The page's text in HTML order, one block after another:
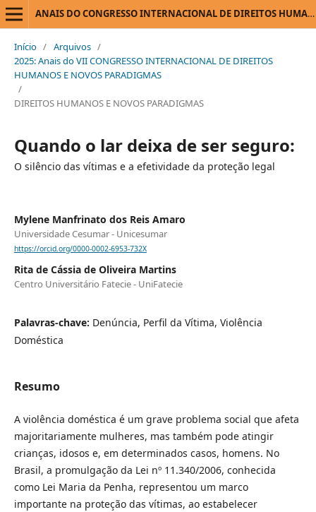
ANAIS DO CONGRESSO INTERNACIONAL DE DIREITOS HUMANOS E NOVOS PARADIGMAS
Início / Arquivos /
2025: Anais do VII CONGRESSO INTERNACIONAL DE DIREITOS
HUMANOS E NOVOS PARADIGMAS
/
DIREITOS HUMANOS E NOVOS PARADIGMAS
Quando o lar deixa de ser seguro:
O silêncio das vítimas e a efetividade da proteção legal
Mylene Manfrinato dos Reis Amaro
Universidade Cesumar - Unicesumar
https://orcid.org/0000-0002-6953-732X
Rita de Cássia de Oliveira Martins
Centro Universitário Fatecie - UniFatecie
Palavras-chave: Denúncia, Perfil da Vítima, Violência
Doméstica
Resumo
A violência doméstica é um grave problema social que afeta
majoritariamente mulheres, mas também pode atingir
crianças, idosos e, em determinados casos, homens. No
Brasil, a promulgação da Lei nº 11.340/2006, conhecida
como Lei Maria da Penha, representou um marco
importante na proteção das vítimas, ao estabelecer